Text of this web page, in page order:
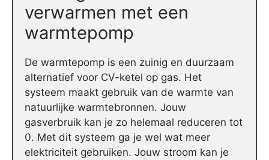
verwarmen met een
warmtepomp
De warmtepomp is een zuinig en duurzaam
alternatief voor CV-ketel op gas. Het
systeem maakt gebruik van de warmte van
natuurlijke warmtebronnen. Jouw
gasverbruik kan je zo helemaal reduceren tot
0. Met dit systeem ga je wel wat meer
elektriciteit gebruiken. Jouw stroom kan je